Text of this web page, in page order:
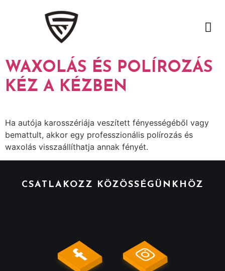
WAXOLÁS ÉS POLÍROZÁS
KÉZ A KÉZBEN
Ha autója karosszériája veszített fényességéből vagy
bemattult, akkor egy professzionális polírozás és
waxolás visszaállíthatja annak fényét.
CSATLAKOZZ KÖZÖSSÉGÜNKHÖZ